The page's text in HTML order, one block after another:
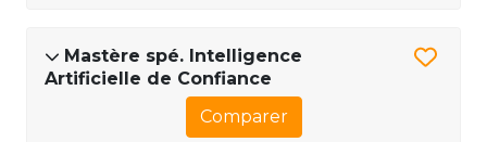
Mastère spé. Intelligence
Artificielle de Confiance
Comparer